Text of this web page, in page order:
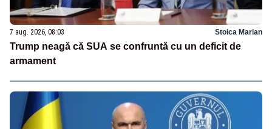
7 aug. 2026, 08:03 Stoica Marian
Trump neagă că SUA se confruntă cu un deficit de
armament